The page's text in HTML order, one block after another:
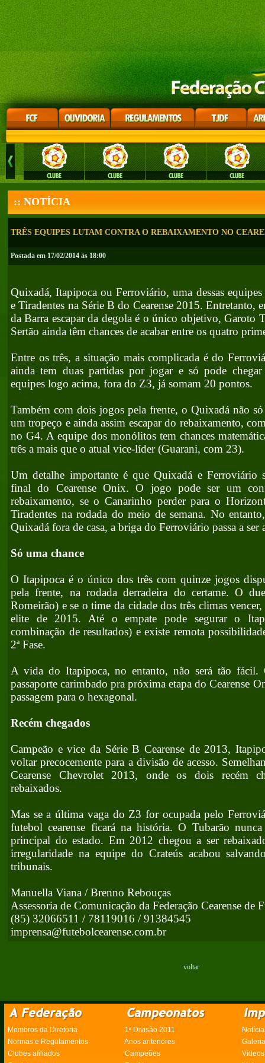
:: NOTÍCIA
TRÊS EQUIPES LUTAM CONTRA O REBAIXAMENTO NO
Postada em 17/02/2014 às 18:00
Quixadá, Itapipoca ou Ferroviário, uma dessas
e Tiradentes na Série B do Cearense 2015. Entretanto,
da Barra escapar da degola é o único objetivo, Garoto
Sertão ainda têm chances de acabar entre os quatro
Entre os três, a situação mais complicada é do
ainda tem duas partidas por jogar e só pode
equipes logo acima, fora do Z3, já somam 20 pontos.
Também com dois jogos pela frente, o Quixadá não
um tropeço e ainda assim escapar do rebaixamento,
no G4. A equipe dos monólitos tem chances
três a mais que o atual vice-líder (Guarani, com 23).
Um detalhe importante é que Quixadá e Ferroviário
final do Cearense Onix. O jogo pode ser um
rebaixamento, se o Canarinho perder para o
Tiradentes na rodada do meio de semana. No
Quixadá fora de casa, a briga do Ferroviário passa a ser
Só uma chance
O Itapipoca é o único dos três com quinze jogos
pela frente, na rodada derradeira do certame. O
Romeirão) e se o time da cidade dos três climas
elite de 2015. Até o empate pode segurar o
combinação de resultados) e existe remota
2ª Fase.
A vida do Itapipoca, no entanto, não será tão fácil.
passaporte carimbado pra próxima etapa do Cearense
passagem para o hexagonal.
Recém chegados
Campeão e vice da Série B Cearense de 2013,
voltar precocemente para a divisão de acesso.
Cearense Chevrolet 2013, onde os dois recém
rebaixados.
Mas se a última vaga do Z3 for ocupada pelo
futebol cearense ficará na história. O Tubarão
principal do estado. Em 2012 chegou a ser
irregularidade na equipe do Crateús acabou
tribunais.
Manuella Viana / Brenno Rebouças
Assessoria de Comunicação da Federação Cearense de
(85) 32066511 / 78119016 / 91384545
imprensa@futebolcearense.com.br
voltar
Membros da Diretoria 1ª Divisão 2011
Normas e Regulamentos
Anos anteriores
Clubes afiliados
Campeões
Vídeos